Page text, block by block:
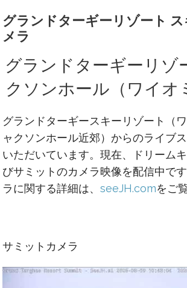
グランドターギーリゾート
メラ
グランドターギーリゾ
クソンホール（ワイオ
グランドターギースキーリゾート（
ャクソンホール近郊）からのライブ
いただいています。現在、ドリーム
びサミットのカメラ映像を配信中で
ラに関する詳細は、 seeJH.comをご
サミットカメラ